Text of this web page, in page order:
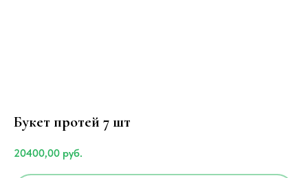
Букет протей 7 шт
20400,00 руб.